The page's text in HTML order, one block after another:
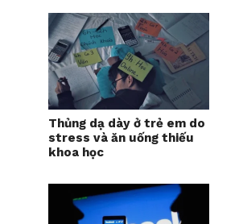
Thủng dạ dày ở trẻ em do
stress và ăn uống thiếu
khoa học